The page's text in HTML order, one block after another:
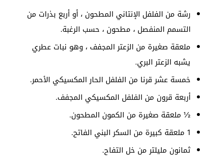
رشة من الفلفل الإنتاني المطحون ، أو أربع بذرات من
التسمم المنفصل ، مطحون ، حسب الرغبة.
ملعقة صغيرة من الزعتر المجفف ، وهو نبات عطري
يشبه الزعتر البري.
خمسة عشر قرنا من الفلفل الحار المكسيكي الأحمر.
أربعة قرون من الفلفل المكسيكي المجفف.
½ ملعقة صغيرة من الكمون المطحون.
1 ملعقة كبيرة من السكر البني الفاتح.
ثمانون مليلتر من خل التفاح.